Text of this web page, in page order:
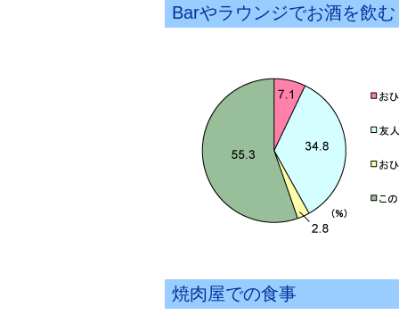
Barやラウンジでお酒を飲む
焼肉屋での食事